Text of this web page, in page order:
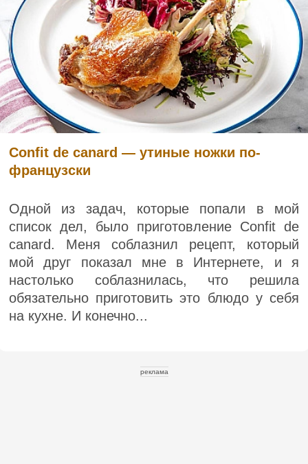
Confit de canard — утиные ножки по-
французски
Одной из задач, которые попали в мой
список дел, было приготовление Confit de
canard. Меня соблазнил рецепт, который
мой друг показал мне в Интернете, и я
настолько соблазнилась, что решила
обязательно приготовить это блюдо у себя
на кухне. И конечно...
реклама